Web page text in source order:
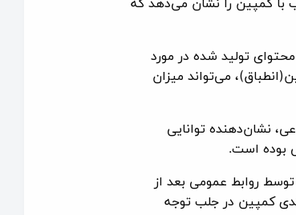
تولید شده در مورد
می‌تواند میزان
نشان‌دهنده توانایی
بوده است.
روابط عمومی بعد از
کمپین در جلب توجه